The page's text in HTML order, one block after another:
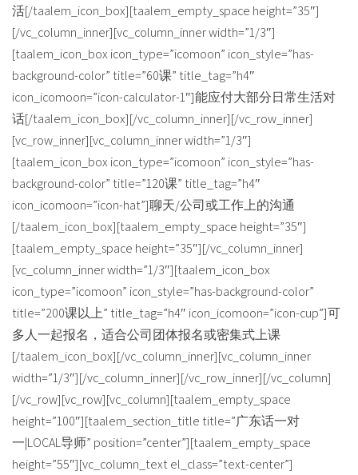
活[/taalem_icon_box][taalem_empty_space height=”35″]
[/vc_column_inner][vc_column_inner width=”1/3″]
[taalem_icon_box icon_type=”icomoon” icon_style=”has-
background-color” title=”60课” title_tag=”h4″
icon_icomoon=”icon-calculator-1″]能应付大部分日常生活对
话[/taalem_icon_box][/vc_column_inner][/vc_row_inner]
[vc_row_inner][vc_column_inner width=”1/3″]
[taalem_icon_box icon_type=”icomoon” icon_style=”has-
background-color” title=”120课” title_tag=”h4″
icon_icomoon=”icon-hat”]聊天/公司或工作上的沟通
[/taalem_icon_box][taalem_empty_space height=”35″]
[taalem_empty_space height=”35″][/vc_column_inner]
[vc_column_inner width=”1/3″][taalem_icon_box
icon_type=”icomoon” icon_style=”has-background-color”
title=”200课以上” title_tag=”h4″ icon_icomoon=”icon-cup”]可
多人一起报名，适合公司团体报名或密集式上课
[/taalem_icon_box][/vc_column_inner][vc_column_inner
width=”1/3″][/vc_column_inner][/vc_row_inner][/vc_column]
[/vc_row][vc_row][vc_column][taalem_empty_space
height=”100″][taalem_section_title title=”广东话一对
一|LOCAL导师” position=”center”][taalem_empty_space
height=”55″][vc_column_text el_class=”text-center”]